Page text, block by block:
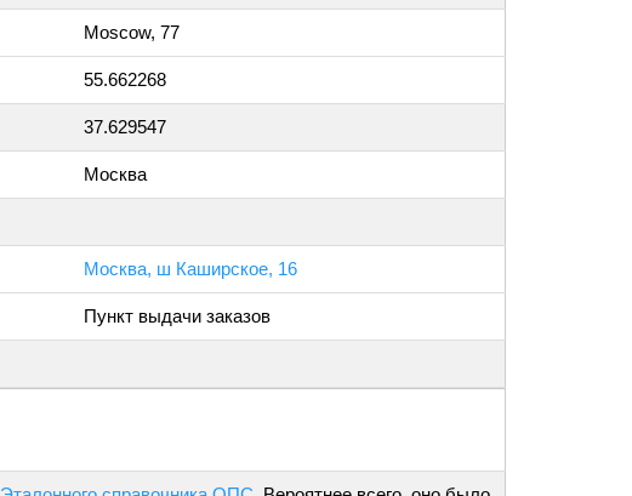
Moscow, 77
55.662268
37.629547
Москва
Москва, ш Каширское, 16
Пункт выдачи заказов